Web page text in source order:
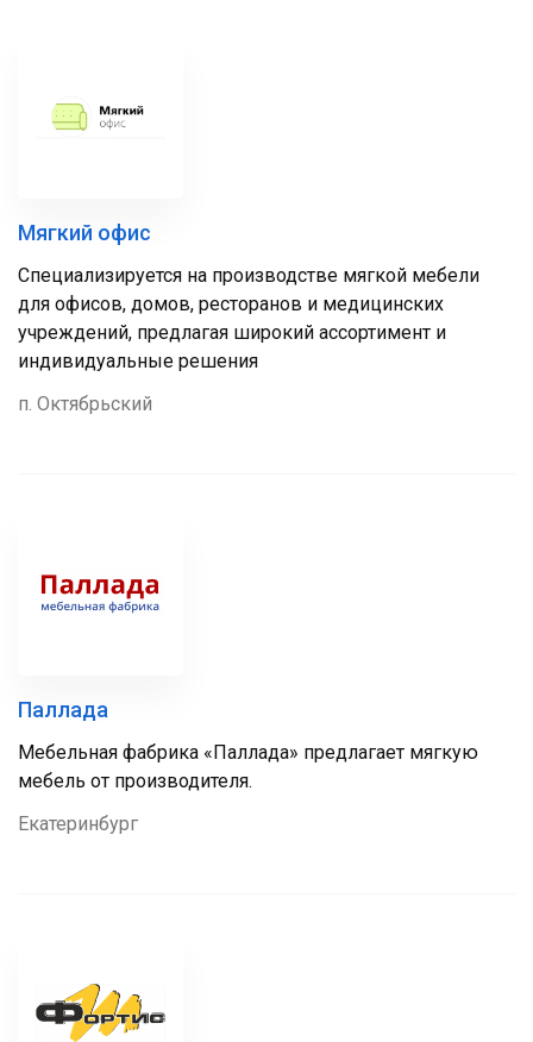
Мягкий офис
Специализируется на производстве мягкой мебели
для офисов, домов, ресторанов и медицинских
учреждений, предлагая широкий ассортимент и
индивидуальные решения
п. Октябрьский
Паллада
Мебельная фабрика «Паллада» предлагает мягкую
мебель от производителя.
Екатеринбург